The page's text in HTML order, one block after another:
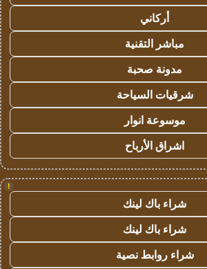
أركاني
مباشر التقنية
مدونة صحبة
شرقيات السياحة
موسوعة انوار
اشراق الأرباح
!
شراء باك لينك
شراء باك لينك
شراء روابط نصية